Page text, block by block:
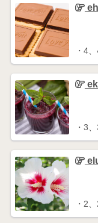
・4
・3
・2